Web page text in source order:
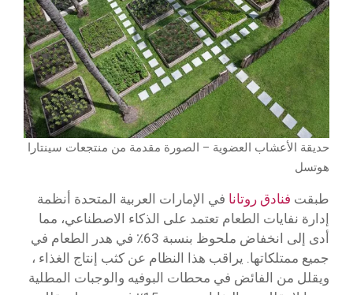
حديقة الأعشاب العضوية – الصورة مقدمة من منتجعات سينتارا
هوتسل
طبقت فنادق روتانا في الإمارات العربية المتحدة أنظمة
إدارة نفايات الطعام تعتمد على الذكاء الاصطناعي، مما
أدى إلى انخفاض ملحوظ بنسبة 63٪ في هدر الطعام في
جميع ممتلكاتها. يراقب هذا النظام عن كثب إنتاج الغذاء ،
ويقلل من الفائض في محطات البوفيه والوجبات المطلية